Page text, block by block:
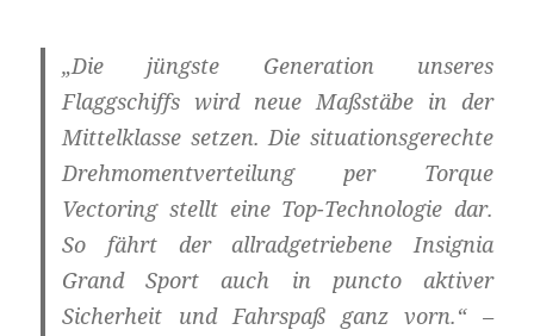
„Die jüngste Generation unseres
Flaggschiffs wird neue Maßstäbe in der
Mittelklasse setzen. Die situationsgerechte
Drehmomentverteilung per Torque
Vectoring stellt eine Top-Technologie dar.
So fährt der allradgetriebene Insignia
Grand Sport auch in puncto aktiver
Sicherheit und Fahrspaß ganz vorn.“ –